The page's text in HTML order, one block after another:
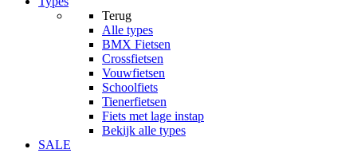
Terug
Alle types
BMX Fietsen
Crossfietsen
Vouwfietsen
Schoolfiets
Tienerfietsen
Fiets met lage instap
Bekijk alle types
SALE